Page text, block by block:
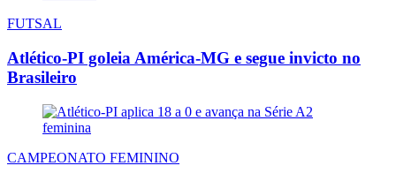
FUTSAL
Atlético-PI goleia América-MG e segue invicto no
Brasileiro
CAMPEONATO FEMININO